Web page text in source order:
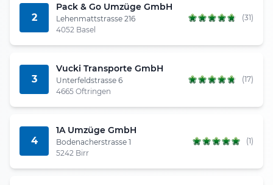
2
Pack & Go Umzüge GmbH
Lehenmattstrasse 216
4052 Basel
(31)
3
Vucki Transporte GmbH
Unterfeldstrasse 6
4665 Oftringen
(17)
4
1A Umzüge GmbH
Bodenacherstrasse 1
5242 Birr
(1)